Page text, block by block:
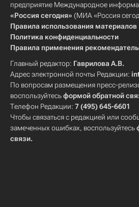
предприятие Международное
«Россия сегодня» (МИА «Россия
Правила использования материалов
Политика конфиденциальности
Правила применения
Главный редактор: Гаврилова А.В.
Адрес электронной почты Редакции:
По вопросам размещения пресс-
воспользуйтесьформой обратной
Телефон Редакции: 7 (495) 645-6601
Чтобы связаться с редакцией или
замеченных ошибках, воспользуйтесь
связи.